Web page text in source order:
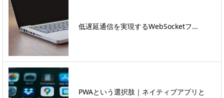
低遅延通信を実現するWebSocketフ...
PWAという選択肢｜ネイティブアプリと